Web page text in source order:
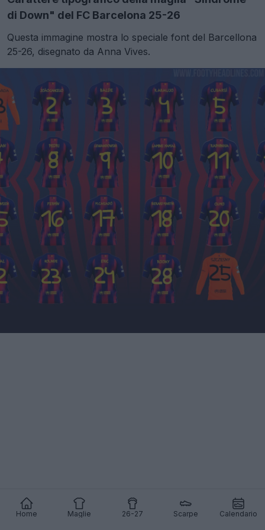
Home Maglie 26-27 Scarpe Calendario
di Down" del FC Barcelona 25-26
Questa immagine mostra lo speciale font del Barcellona
25-26, disegnato da Anna Vives.